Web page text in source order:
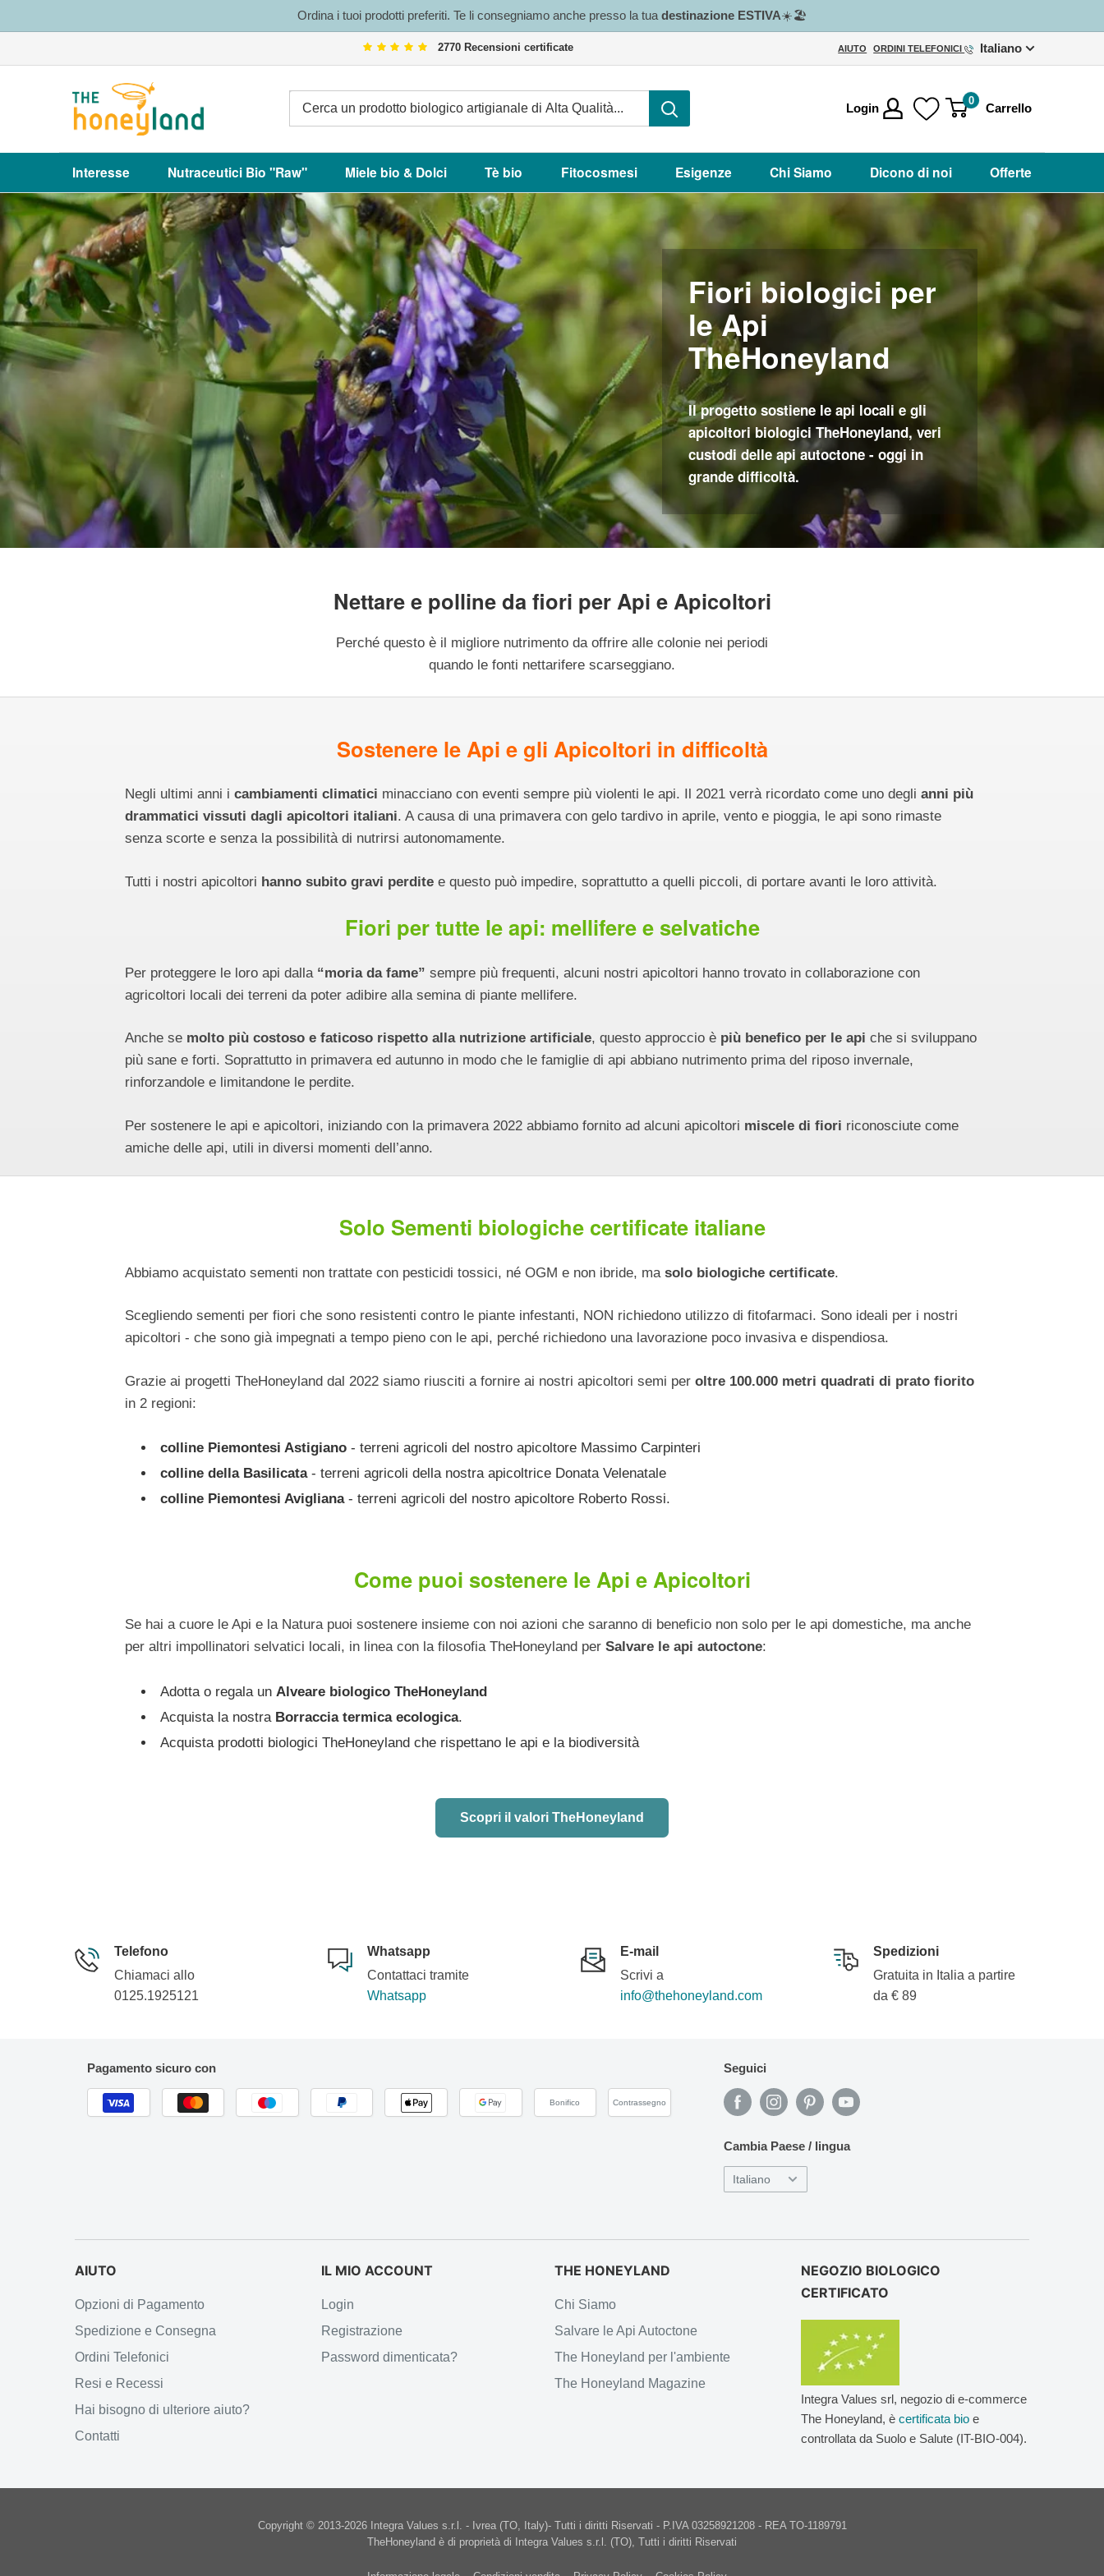
al
Ordina i tuoi prodotti preferiti. Te li consegniamo anche presso la tua destinazione ESTIVA☀️🏖️
2770 Recensioni certificate AIUTO ORDINI TELEFONICI Italiano
The
Honeyland
Login
0
Carrello
Interesse Nutraceutici Bio "Raw" Miele bio & Dolci Tè bio Fitocosmesi Esigenze Chi Siamo Dicono di noi Offerte
Fiori biologici per
le Api
TheHoneyland
Il progetto sostiene le api locali e gli
apicoltori biologici TheHoneyland, veri
custodi delle api autoctone - oggi in
grande difficoltà.
Nettare e polline da fiori per Api e Apicoltori
Perché questo è il migliore nutrimento da offrire alle colonie nei periodi
quando le fonti nettarifere scarseggiano.
Sostenere le Api e gli Apicoltori in difficoltà
Negli ultimi anni i cambiamenti climatici minacciano con eventi sempre più violenti le api. Il 2021 verrà ricordato come uno degli anni più
drammatici vissuti dagli apicoltori italiani. A causa di una primavera con gelo tardivo in aprile, vento e pioggia, le api sono rimaste
senza scorte e senza la possibilità di nutrirsi autonomamente.
Tutti i nostri apicoltori hanno subito gravi perdite e questo può impedire, soprattutto a quelli piccoli, di portare avanti le loro attività.
Fiori per tutte le api: mellifere e selvatiche
Per proteggere le loro api dalla“moria da fame” sempre più frequenti, alcuni nostri apicoltori hanno trovato in collaborazione con
agricoltori locali dei terreni da poter adibire alla semina di piante mellifere.
Anche se molto più costoso e faticoso rispetto alla nutrizione artificiale, questo approccio è più benefico per le api che si sviluppano
più sane e forti. Soprattutto in primavera ed autunno in modo che le famiglie di api abbiano nutrimento prima del riposo invernale,
rinforzandole e limitandone le perdite.
Per sostenere le api e apicoltori, iniziando con la primavera 2022 abbiamo fornito ad alcuni apicoltori miscele di fiori riconosciute come
amiche delle api, utili in diversi momenti dell’anno.
Solo Sementi biologiche certificate italiane
Abbiamo acquistato sementi non trattate con pesticidi tossici, né OGM e non ibride, ma solo biologiche certificate.
Scegliendo sementi per fiori che sono resistenti contro le piante infestanti, NON richiedono utilizzo di fitofarmaci. Sono ideali per i nostri
apicoltori - che sono già impegnati a tempo pieno con le api, perché richiedono una lavorazione poco invasiva e dispendiosa.
Grazie ai progetti TheHoneyland dal 2022 siamo riusciti a fornire ai nostri apicoltori semi per oltre 100.000 metri quadrati di prato fiorito
in 2 regioni:
colline Piemontesi Astigiano - terreni agricoli del nostro apicoltore Massimo Carpinteri
colline della Basilicata- terreni agricoli della nostra apicoltrice Donata Velenatale
colline Piemontesi Avigliana- terreni agricoli del nostro apicoltore Roberto Rossi.
Come puoi sostenere le Api e Apicoltori
Se hai a cuore le Api e la Natura puoi sostenere insieme con noi azioni che saranno di beneficio non solo per le api domestiche, ma anche
per altri impollinatori selvatici locali, in linea con la filosofia TheHoneyland per Salvare le api autoctone:
Adotta o regala un Alveare biologico TheHoneyland
Acquista la nostra Borraccia termica ecologica.
Acquista prodotti biologici TheHoneyland che rispettano le api e la biodiversità
Scopri il valori TheHoneyland
Telefono
Chiamaci allo
0125.1925121
Whatsapp
Contattaci tramite
Whatsapp
E-mail
Scrivi a
info@thehoneyland.com
Spedizioni
Gratuita in Italia a partire
da € 89
Pagamento sicuro con
Bonifico Contrassegno
Seguici
Cambia Paese / lingua
Italiano
AIUTO
Opzioni di Pagamento
Spedizione e Consegna
Ordini Telefonici
Resi e Recessi
Hai bisogno di ulteriore aiuto?
Contatti
IL MIO ACCOUNT
Login
Registrazione
Password dimenticata?
THE HONEYLAND
Chi Siamo
Salvare le Api Autoctone
The Honeyland per l'ambiente
The Honeyland Magazine
NEGOZIO BIOLOGICO
CERTIFICATO
Integra Values srl, negozio di e-commerce
The Honeyland, è certificata bio e
controllata da Suolo e Salute (IT-BIO-004).
Copyright © 2013-2026 Integra Values s.r.l. - Ivrea (TO, Italy)- Tutti i diritti Riservati - P.IVA 03258921208 - REA TO-1189791
TheHoneyland è di proprietà di Integra Values s.r.l. (TO), Tutti i diritti Riservati